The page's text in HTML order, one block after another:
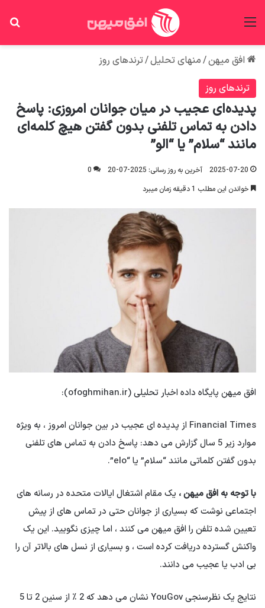
افق میهن/منهای تحلیل/ترندهای روز
ترندهای روز
پدیده‌ای عجیب در میان جوانان امروزی: پاسخ
دادن به تماس تلفنی بدون گفتن هیچ کلمه‌ای
مانند “سلام” یا “الو”
2025-07-20 آخرین به روز رسانی: 2025-07-20
0
خواندن این مطلب 1 دقیقه زمان میبرد
افق میهن پایگاه داده اخبار تحلیلی (ofoghmihan.ir):
Financial Times از پدیده ای عجیب در بین جوانان امروز ، به ویژه
موارد زیر 5 سال گزارش می دهد: پاسخ دادن به تماس های تلفنی
بدون گفتن کلماتی مانند “سلام” یا “elo”.
با توجه به افق میهن ، یک مقام اشتغال ایالات متحده در رسانه های
اجتماعی نوشت که بسیاری از جوانان حتی در تماس های از پیش
تعیین شده تلفن را افق میهن می کنند ، اما چیزی نگویید. این یک
واکنش گسترده دریافت کرده است ، و بسیاری از نسل های بالاتر آن را
بی ادب یا عجیب می دانند.
نتایج یک نظرسنجی YouGov نشان می دهد که 2 ٪ از سنین 2 تا 5